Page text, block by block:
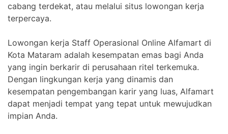
cabang terdekat, atau melalui situs lowongan kerja
terpercaya.
Lowongan kerja Staff Operasional Online Alfamart di
Kota Mataram adalah kesempatan emas bagi Anda
yang ingin berkarir di perusahaan ritel terkemuka.
Dengan lingkungan kerja yang dinamis dan
kesempatan pengembangan karir yang luas, Alfamart
dapat menjadi tempat yang tepat untuk mewujudkan
impian Anda.